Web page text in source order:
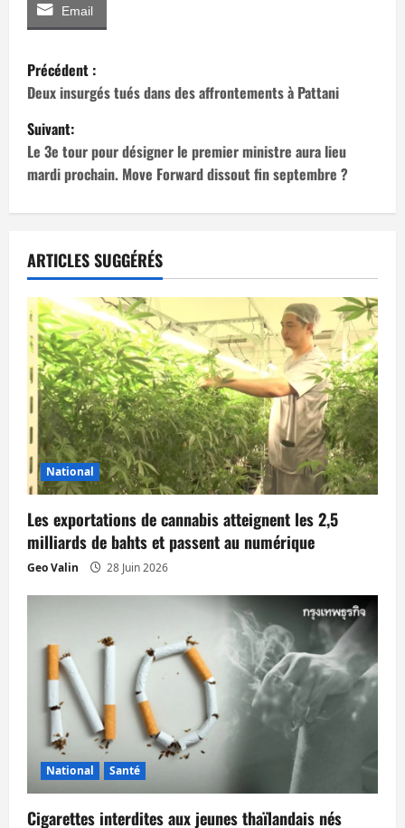
Email
N
a
v
i
g
a
t
i
o
n
d
’
a
r
t
Précédent :
Deux insurgés tués dans des affrontements à Pattani
Suivant:
Le 3e tour pour désigner le premier ministre aura lieu
mardi prochain. Move Forward dissout fin septembre ?
ARTICLES SUGGÉRÉS
National
Les exportations de cannabis atteignent les 2,5
milliards de bahts et passent au numérique
Geo Valin 28 Juin 2026
National Santé
Cigarettes interdites aux jeunes thaïlandais nés